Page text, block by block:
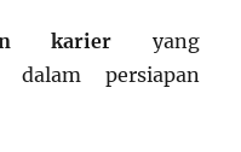
karier yang
dalam persiapan